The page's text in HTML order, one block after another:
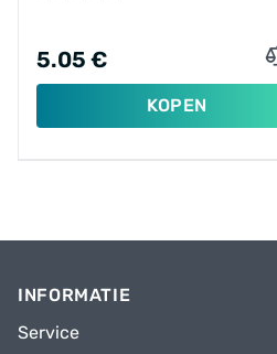
5.05 €
KOPEN
INFORMATIE
Service